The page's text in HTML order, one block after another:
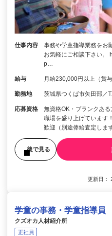
仕事内容
事務や学童指導業務をお
お気軽にご相談下さい。
p…
給与 月給230,000円以上（賞
勤務地 茨城県つくば市矢田部／
応募資格
無資格OK・ブランクあ
職場を盛り上げています
歓迎（別途俸給査定し
後で見る
更新日：
学童の事務・学童指導員
クズオカ人材紹介所
正社員